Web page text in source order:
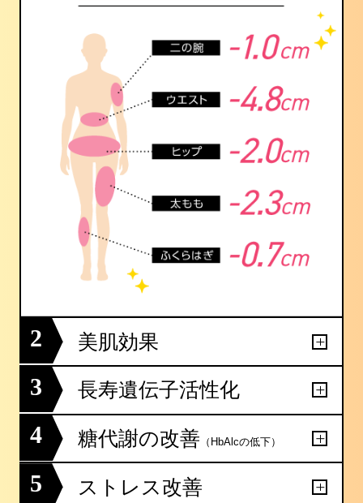
2 美肌効果
3 長寿遺伝子活性化
4 糖代謝の改善 （HbAlcの低下）
5 ストレス改善